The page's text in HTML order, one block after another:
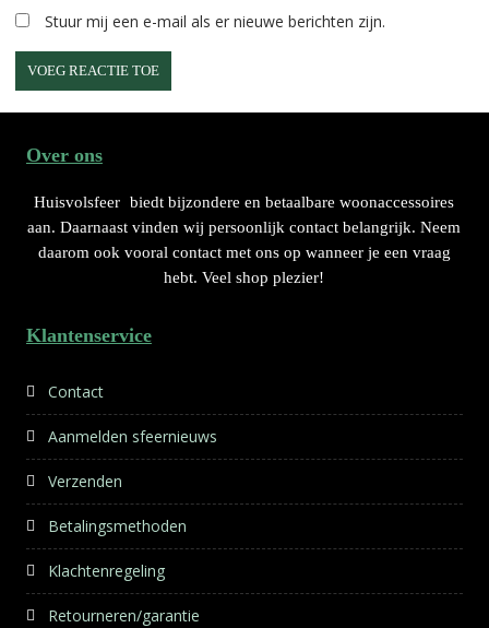
Stuur mij een e-mail als er nieuwe berichten zijn.
Over ons
Huisvolsfeer biedt bijzondere en betaalbare woonaccessoires
aan. Daarnaast vinden wij persoonlijk contact belangrijk. Neem
daarom ook vooral contact met ons op wanneer je een vraag
hebt. Veel shop plezier!
Klantenservice
Contact
Aanmelden sfeernieuws
Verzenden
Betalingsmethoden
Klachtenregeling
Retourneren/garantie